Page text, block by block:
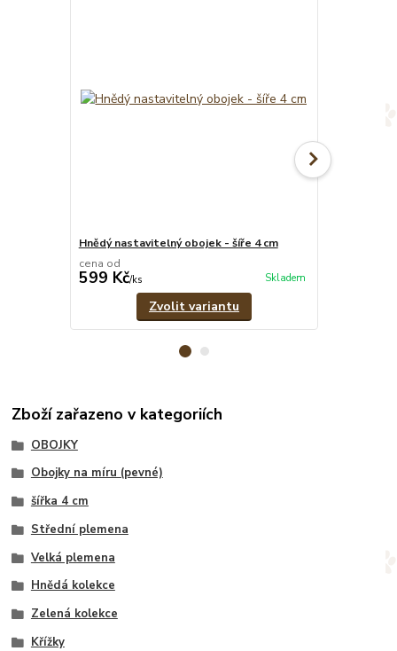
Hnědý nastavitelný obojek - šíře 4 cm
cena od
599 Kč/ks Skladem
Zvolit variantu
Zboží zařazeno v kategoriích
OBOJKY
Obojky na míru (pevné)
šířka 4 cm
Střední plemena
Velká plemena
Hnědá kolekce
Zelená kolekce
Křížky